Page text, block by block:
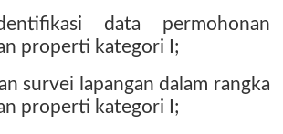
data permohonan
properti kategori I;
survei lapangan dalam rangka
properti kategori I;